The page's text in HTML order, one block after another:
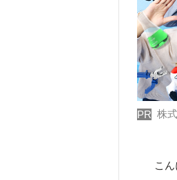
PR 株
こ